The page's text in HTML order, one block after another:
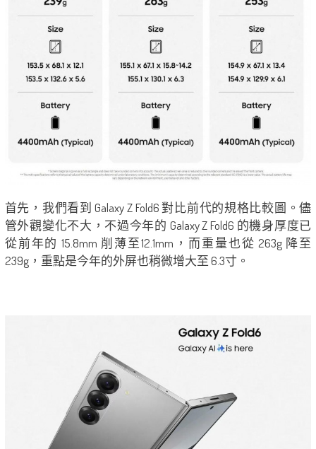
首先，我們看到 Galaxy Z Fold6 對比前代的規格比較圖。儘
管外觀變化不大，不過今年的 Galaxy Z Fold6 的機身厚度已
從前年的 15.8mm 削薄至12.1mm，而重量也從 263g 降至
239g，重點是今年的外屏也稍微增大至 6.3寸。